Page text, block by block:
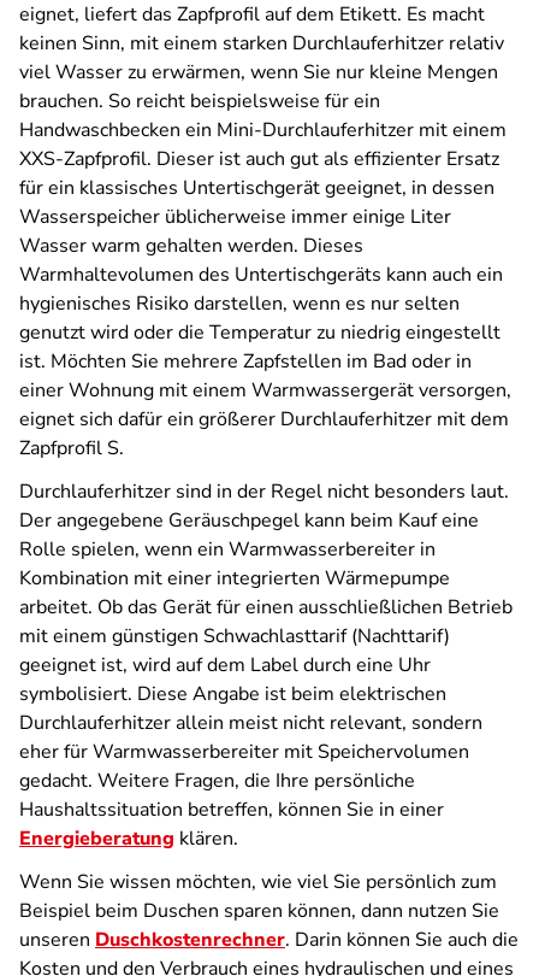
eignet, liefert das Zapfprofil auf dem Etikett. Es macht
keinen Sinn, mit einem starken Durchlauferhitzer relativ
viel Wasser zu erwärmen, wenn Sie nur kleine Mengen
brauchen. So reicht beispielsweise für ein
Handwaschbecken ein Mini-Durchlauferhitzer mit einem
XXS-Zapfprofil. Dieser ist auch gut als effizienter Ersatz
für ein klassisches Untertischgerät geeignet, in dessen
Wasserspeicher üblicherweise immer einige Liter
Wasser warm gehalten werden. Dieses
Warmhaltevolumen des Untertischgeräts kann auch ein
hygienisches Risiko darstellen, wenn es nur selten
genutzt wird oder die Temperatur zu niedrig eingestellt
ist. Möchten Sie mehrere Zapfstellen im Bad oder in
einer Wohnung mit einem Warmwassergerät versorgen,
eignet sich dafür ein größerer Durchlauferhitzer mit dem
Zapfprofil S.
Durchlauferhitzer sind in der Regel nicht besonders laut.
Der angegebene Geräuschpegel kann beim Kauf eine
Rolle spielen, wenn ein Warmwasserbereiter in
Kombination mit einer integrierten Wärmepumpe
arbeitet. Ob das Gerät für einen ausschließlichen Betrieb
mit einem günstigen Schwachlasttarif (Nachttarif)
geeignet ist, wird auf dem Label durch eine Uhr
symbolisiert. Diese Angabe ist beim elektrischen
Durchlauferhitzer allein meist nicht relevant, sondern
eher für Warmwasserbereiter mit Speichervolumen
gedacht. Weitere Fragen, die Ihre persönliche
Haushaltssituation betreffen, können Sie in einer
Energieberatung klären.
Wenn Sie wissen möchten, wie viel Sie persönlich zum
Beispiel beim Duschen sparen können, dann nutzen Sie
unseren Duschkostenrechner. Darin können Sie auch die
Kosten und den Verbrauch eines hydraulischen und eines